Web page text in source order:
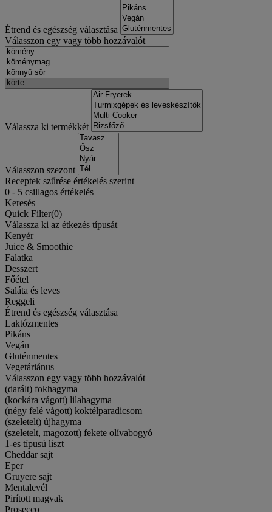
Étrend és egészség választása
Válasszon egy vagy több hozzávalót
Válassza ki termékkét
Válasszon szezont
Receptek szűrése értékelés szerint
0 - 5 csillagos értékelés
Keresés
Quick Filter(0)
Válassza ki az étkezés típusát
Kenyér
Juice & Smoothie
Falatka
Desszert
Főétel
Saláta és leves
Reggeli
Étrend és egészség választása
Laktózmentes
Pikáns
Vegán
Gluténmentes
Vegetáriánus
Válasszon egy vagy több hozzávalót
(darált) fokhagyma
(kockára vágott) lilahagyma
(négy felé vágott) koktélparadicsom
(szeletelt) újhagyma
(szeletelt, magozott) fekete olívabogyó
1-es típusú liszt
Cheddar sajt
Eper
Gruyere sajt
Mentalevél
Pirított magvak
Prosecco